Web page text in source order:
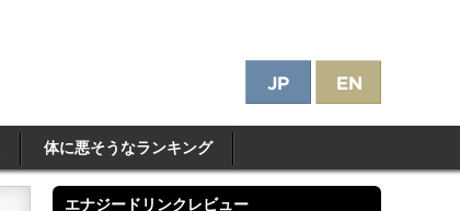
体に悪そうなランキング
エナジードリンクレビュー